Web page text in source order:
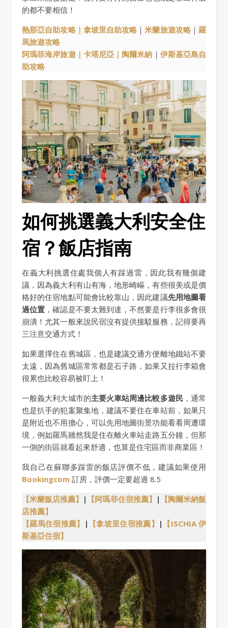
的都不要相信！
熱那亞自助攻略｜ 拿坡里自助攻略 ｜米蘭旅遊攻略｜羅
馬旅遊攻略
阿瑪菲海岸旅遊｜ 卡塔尼亞｜陶爾米納 ｜ 伊斯基亞島自
助攻略
如何挑選義大利安全住
宿？飯店指南
在義大利挑選住處我個人有踩過雷，因此我有幾個建
議，因為義大利有山有海，地形崎嶇，有些很美或是價
格好的住宿地點可能會比較靠山，因此建議先用地圖看
過位置 ，確認是不要太難到達，不然要是行李很多會很
崩潰！尤其一般來說民宿沒有提供接駁服務，記得要再
三注意交通方式！
如果選擇住在舊城區，也是建議交通方便離地鐵站不要
太遠，因為舊城區常常都是石子路，如果又拉行李箱會
很累也比較容易被盯上！
一般義大利大城市的主要火車站周邊比較多遊民，通常
也是扒手的犯案聚集地，建議不要住在車站前，如果只
是附近也不用擔心，可以先用地圖街景功能看看周遭環
境，例如羅馬雖然我是住在離火車站走路五分鐘，但那
一側的街區就看起來舒適，也算是住宅區而非商業區！
我自己在蘇聯多踩雷的飯店評價不低，建議如果使用
Bookingcom 訂房，評價一定要超過 8.5
【米蘭飯店推薦】 | 【阿瑪菲住宿推薦】 | 【陶爾米納飯
店推薦】
【羅馬住宿推薦】 | 【拿坡里住宿推薦】 | 【ISCHIA 伊
斯基亞住宿】